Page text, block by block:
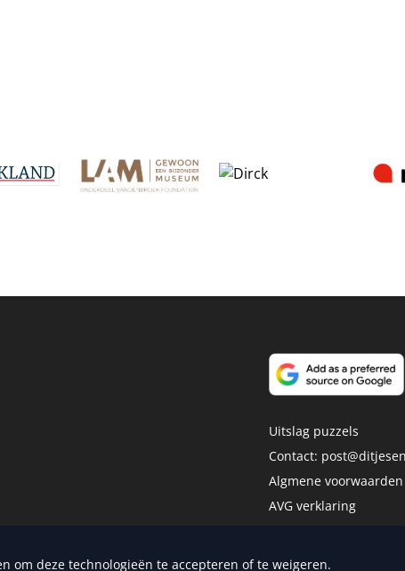
Uitslag puzzels
Contact:
Algmene voorwaarden
AVG verklaring
om deze technologieën te accepteren of te weigeren.